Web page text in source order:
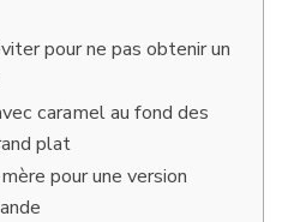
pour ne pas obtenir un
caramel au fond des
plat
pour une version